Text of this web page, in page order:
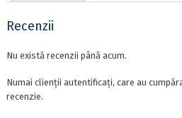
EN
DISCURSO
ELECTORAL
Recenzii
Nu există recenzii până acum.
Numai clienții autentificați, care au
recenzie.